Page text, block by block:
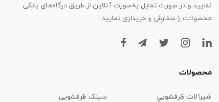
نمایید و در صورت تمایل به‌صورت آنلاین از طریق درگاه‌های بانکی
محصولات را سفارش و خریداری نمایید.
محصولات
شیرآلات ظرفشويي سینک ظرفشویی